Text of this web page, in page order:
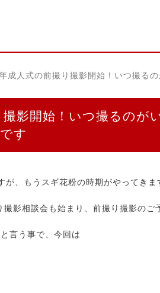
成人式の前撮り撮影開始！いつ撮る
影開始！いつ撮るのが
す
、もうスギ花粉の時期がやってきま
影相談会も始まり、前撮り撮影のご
言う事で、今回は